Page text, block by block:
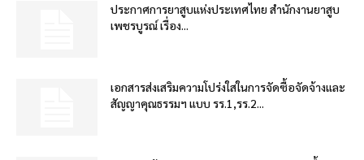
ประกาศการยาสูบแห่งประเทศไทย สำนักงานยาสูบ
เพชรบูรณ์ เรื่อง...
เอกสารส่งเสริมความโปร่งใสในการจัดซื้อจัดจ้างและ
สัญญาคุณธรรมฯ แบบ รร.1,รร.2...